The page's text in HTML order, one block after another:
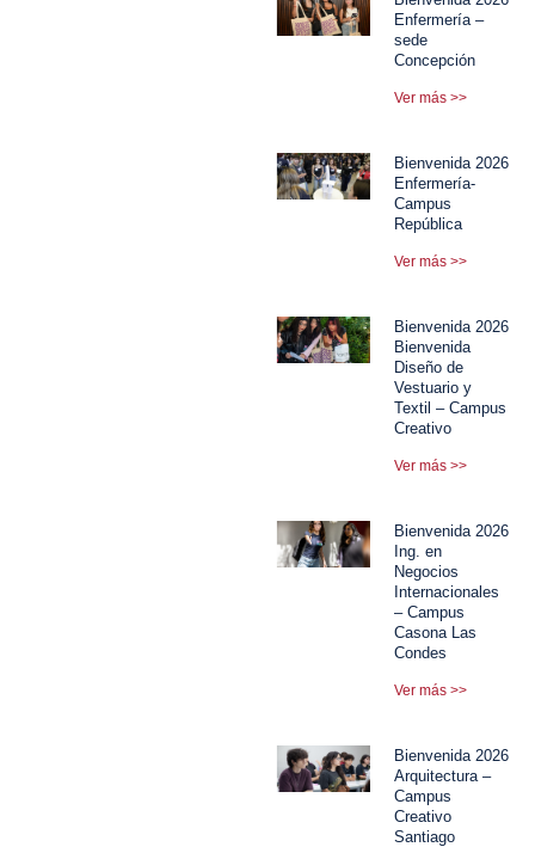
Enfermería –
sede
Concepción
Ver más >>
Bienvenida 2026
Enfermería-
Campus
República
Ver más >>
Bienvenida 2026
Bienvenida
Diseño de
Vestuario y
Textil – Campus
Creativo
Ver más >>
Bienvenida 2026
Ing. en
Negocios
Internacionales
– Campus
Casona Las
Condes
Ver más >>
Bienvenida 2026
Arquitectura –
Campus
Creativo
Santiago